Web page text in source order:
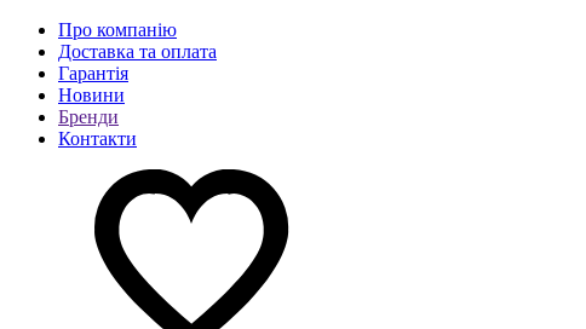
Про компанію
Доставка та оплата
Гарантія
Новини
Бренди
Контакти